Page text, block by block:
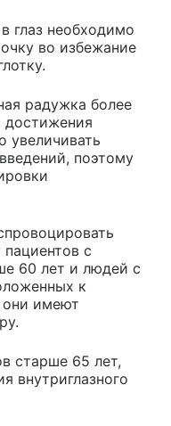
глаз необходимо
во избежание
радужка более
достижения
увеличивать
поэтому
с
60 лет и людей с
к
они имеют
старше 65 лет,
внутриглазного